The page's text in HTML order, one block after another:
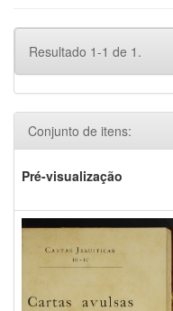
Resultado 1-1 de 1.
Conjunto de itens:
Pré-visualização